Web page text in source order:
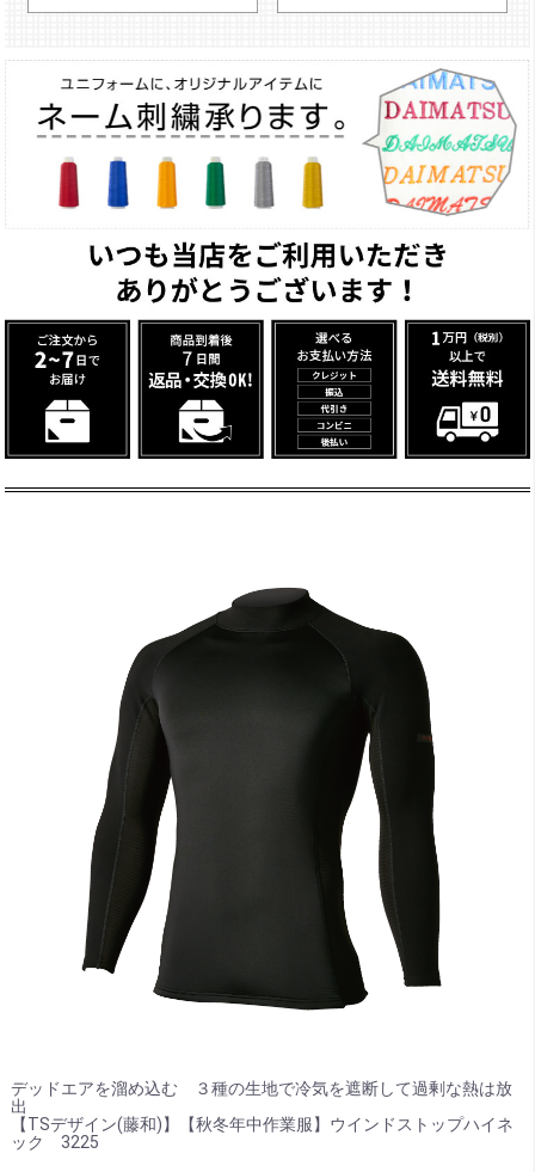
デッドエアを溜め込む ３種の生地で冷気を遮断して過剰な熱は放
出
【TSデザイン(藤和)】【秋冬年中作業服】ウインドストップハイネ
ック 3225